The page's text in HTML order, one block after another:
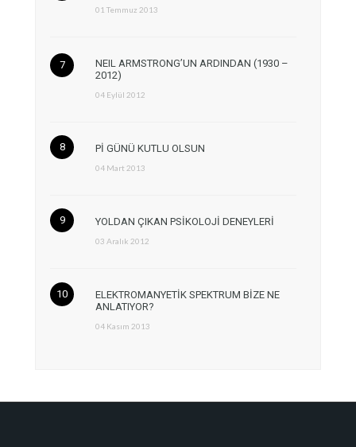
01 Temmuz 2013
NEIL ARMSTRONG’UN ARDINDAN (1930 –
2012)
04 Eylül 2012
Pİ GÜNÜ KUTLU OLSUN
04 Mart 2013
YOLDAN ÇIKAN PSİKOLOJİ DENEYLERİ
03 Aralık 2012
ELEKTROMANYETİK SPEKTRUM BİZE NE
ANLATIYOR?
04 Kasım 2013